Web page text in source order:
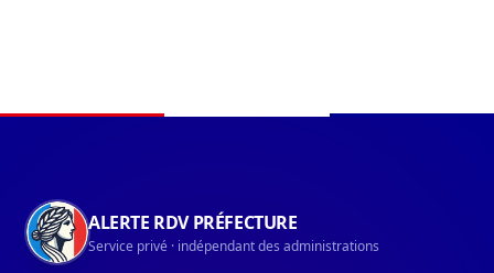
ALERTE RDV PRÉFECTURE
Service privé · indépendant des administrations